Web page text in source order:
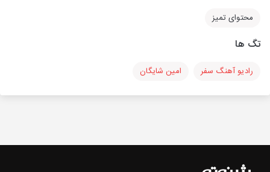
محتوای تمیز
تگ ها
رادیو آهنگ سفر امین شایگان